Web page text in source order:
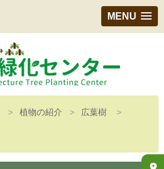
MENU
植物の紹介 広葉樹